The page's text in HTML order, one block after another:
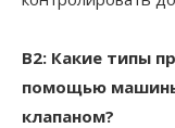
В2: Какие типы
помощью
клапаном?